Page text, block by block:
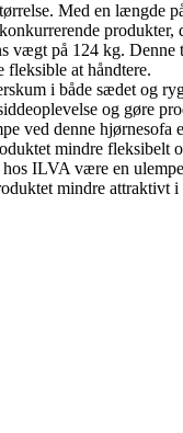
Med en
produkter,
vægt på 124 kg.
fleksible at håndtere.
i både sædet og
og gøre
ved denne
mindre
ILVA være en
mindre